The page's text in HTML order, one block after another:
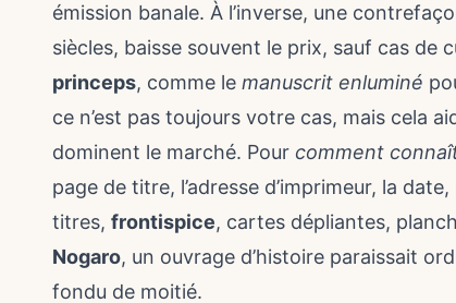
émission banale. À l’inverse, une
siècles, baisse souvent le prix, sauf cas de
princeps, comme le manuscrit enluminé
ce n’est pas toujours votre cas, mais cela
dominent le marché. Pour comment
page de titre, l’adresse d’imprimeur, la
titres, frontispice, cartes dépliantes,
Nogaro, un ouvrage d’histoire paraissait
fondu de moitié.